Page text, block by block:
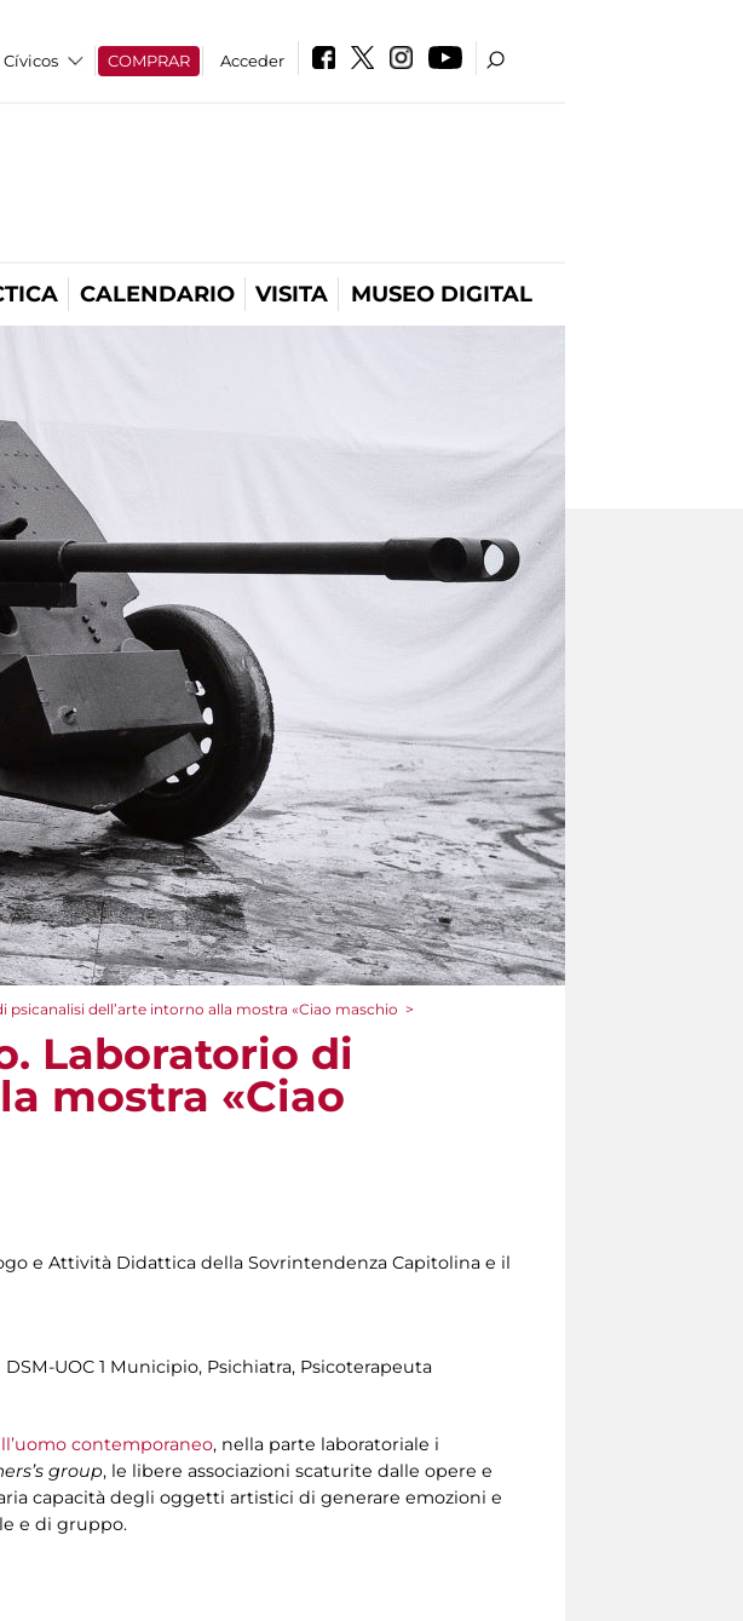
Cívicos COMPRAR Acceder
CALENDARIO VISITA MUSEO DIGITAL
dell’arte intorno alla mostra «Ciao maschio >
Laboratorio di
mostra «Ciao
e Attività Didattica della Sovrintendenza Capitolina e il
DSM-UOC 1 Municipio, Psichiatra, Psicoterapeuta
contemporaneo, nella parte laboratoriale i
group, le libere associazioni scaturite dalle opere e
capacità degli oggetti artistici di generare emozioni e
e di gruppo.